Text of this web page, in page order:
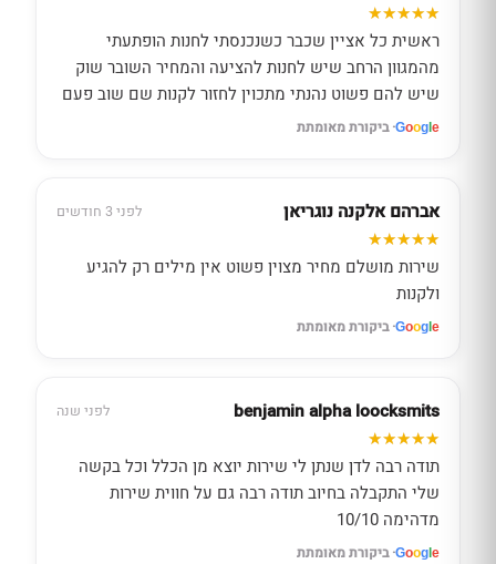
ראשית כל אציין שכבר כשנכנסתי לחנות הופתעתי
מהמגוון הרחב שיש לחנות להציעה והמחיר השובר שוק
שיש להם פשוט נהנתי מתכוין לחזור לקנות שם שוב פעם
Google · ביקורת מאומתת
אברהם אלקנה נוגריאן לפני 3 חודשים
שירות מושלם מחיר מצוין פשוט אין מילים רק להגיע
ולקנות
Google · ביקורת מאומתת
benjamin alpha loocksmits לפני שנה
תודה רבה לדן שנתן לי שירות יוצא מן הכלל וכל בקשה
שלי התקבלה בחיוב תודה רבה גם על חווית שירות
מדהימה 10/10
Google · ביקורת מאומתת